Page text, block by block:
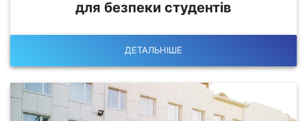
для безпеки студентів
ДЕТАЛЬНІШЕ